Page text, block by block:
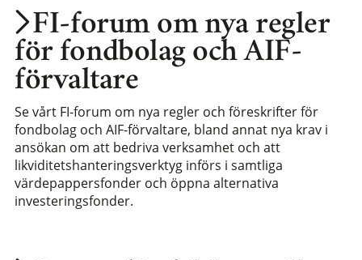
FI-forum om nya regler
för fondbolag och AIF-
förvaltare
Se vårt FI-forum om nya regler och föreskrifter för
fondbolag och AIF-förvaltare, bland annat nya krav i
ansökan om att bedriva verksamhet och att
likviditetshanteringsverktyg införs i samtliga
värdepappersfonder och öppna alternativa
investeringsfonder.